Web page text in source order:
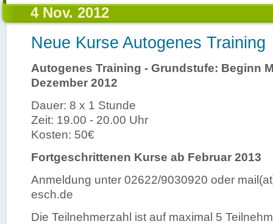
4 Nov. 2012
Neue Kurse Autogenes Training
Autogenes Training - Grundstufe: Beginn
Dezember 2012
Dauer: 8 x 1 Stunde
Zeit: 19.00 - 20.00 Uhr
Kosten: 50€
Fortgeschrittenen Kurse ab Februar 2013
Anmeldung unter 02622/9030920 oder
esch.de
Die Teilnehmerzahl ist auf maximal 5